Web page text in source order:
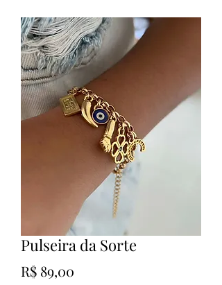
Pulseira da Sorte
R$ 89,00